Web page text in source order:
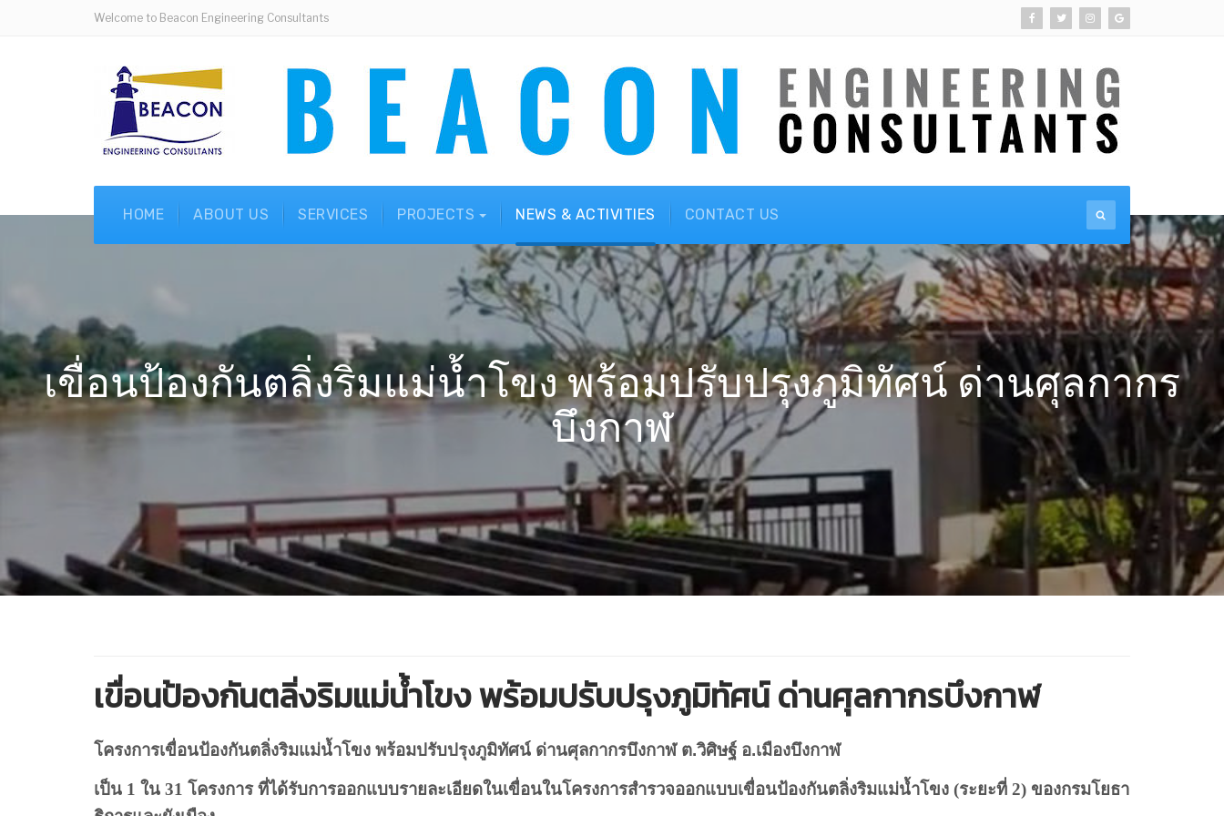
Welcome to Beacon Engineering Consultants
HOME ABOUT US SERVICES PROJECTS NEWS & ACTIVITIES CONTACT US
เขื่อนป้องกันตลิ่งริมแม่น้ำโขง พร้อมปรับปรุงภูมิทัศน์ ด่านศุลกากร
บึงกาฬ
เขื่อนป้องกันตลิ่งริมแม่น้ำโขง พร้อมปรับปรุงภูมิทัศน์ ด่านศุลกากรบึงกาฬ
โครงการเขื่อนป้องกันตลิ่งริมแม่น้ำโขง พร้อมปรับปรุงภูมิทัศน์ ด่านศุลกากรบึงกาฬ ต.วิศิษฐ์ อ.เมืองบึงกาฬ
เป็น 1 ใน 31 โครงการ ที่ได้รับการออกแบบรายละเอียดในเขื่อนในโครงการสำรวจออกแบบเขื่อนป้องกันตลิ่งริมแม่น้ำโขง (ระยะที่ 2) ของกรมโยธา